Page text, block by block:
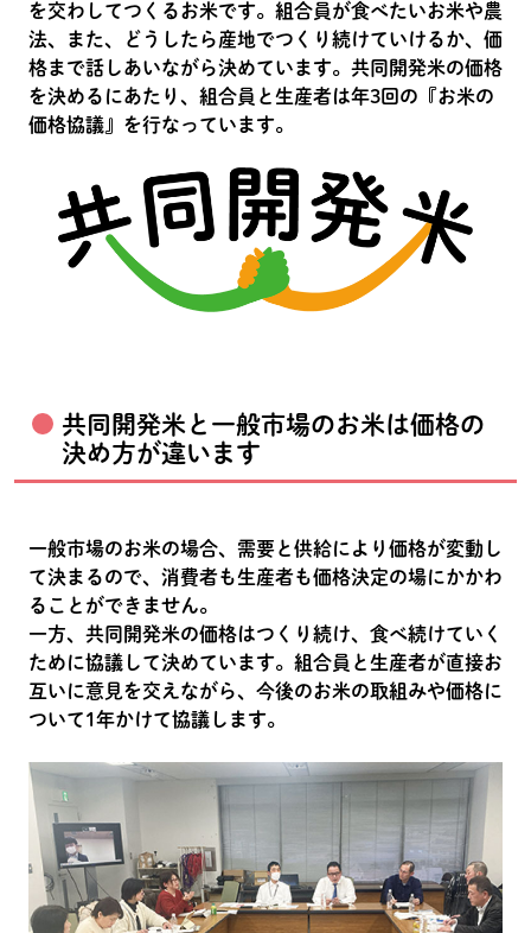
を交わしてつくるお米です。組合員が食べたいお米や農
法、また、どうしたら産地でつくり続けていけるか、価
格まで話しあいながら決めています。共同開発米の価格
を決めるにあたり、組合員と生産者は年3回の『お米の
価格協議』を行なっています。
共同開発米と一般市場のお米は価格の
決め方が違います
一般市場のお米の場合、需要と供給により価格が変動し
て決まるので、消費者も生産者も価格決定の場にかかわ
ることができません。
一方、共同開発米の価格はつくり続け、食べ続けていく
ために協議して決めています。組合員と生産者が直接お
互いに意見を交えながら、今後のお米の取組みや価格に
ついて1年かけて協議します。